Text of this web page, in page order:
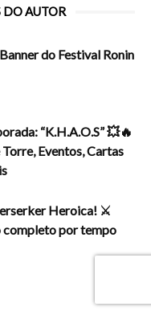
DO AUTOR
do Festival Ronin
“K.H.A.O.S” 💥🔥
Eventos, Cartas
Heroica! ⚔️
completo por tempo